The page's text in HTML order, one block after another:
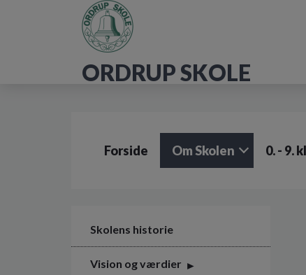
ORDRUP SKOLE
Forside Om Skolen 0. - 9.
Skolens historie
Vision og værdier